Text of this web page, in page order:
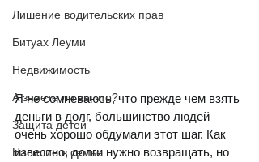
Лишение водительских прав
Битуах Леуми
Недвижимость
А знаете ли вы что?
Защита детей
Насилие в семье
Я не сомневаюсь, что прежде чем взять
деньги в долг, большинство людей
очень хорошо обдумали этот шаг. Как
известно, долги нужно возвращать, но